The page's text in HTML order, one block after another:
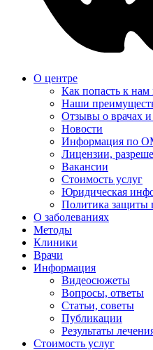
О центре
Как попасть к нам
Наши
Отзывы о врачах
Новости
Информация по
Лицензии,
Вакансии
Стоимость услуг
Юридическая
Политика защиты
О заболеваниях
Методы
Клиники
Врачи
Информация
Видеосюжеты
Вопросы, ответы
Статьи, советы
Публикации
Результаты
Стоимость услуг